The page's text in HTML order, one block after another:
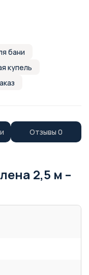
бани
купель
Отзывы 0
2,5 м –